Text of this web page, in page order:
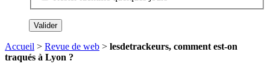
Accueil > Revue de web > lesdetrackeurs, comment est-on
traqués à Lyon ?